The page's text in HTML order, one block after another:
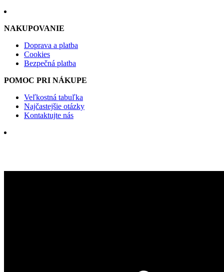
NAKUPOVANIE
Doprava a platba
Cookies
Bezpečná platba
POMOC PRI NÁKUPE
Veľkostná tabuľka
Najčastejšie otázky
Kontaktujte nás